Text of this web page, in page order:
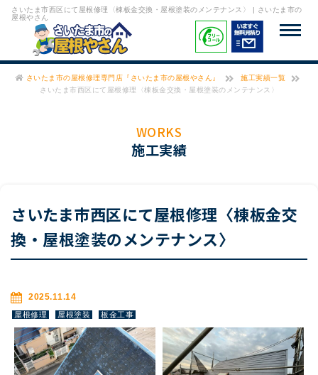
さいたま市西区にて屋根修理〈棟板金交換・屋根塗装のメンテナンス〉 | さいたま市の
屋根やさん
さいたま市の屋根修理専門店『さいたま市の屋根やさん』
施工実績一覧
さいたま市西区にて屋根修理〈棟板金交換・屋根塗装のメンテナンス〉
WORKS
施工実績
さいたま市西区にて屋根修理〈棟板金交
換・屋根塗装のメンテナンス〉
2025.11.14
屋根修理 屋根塗装 板金工事